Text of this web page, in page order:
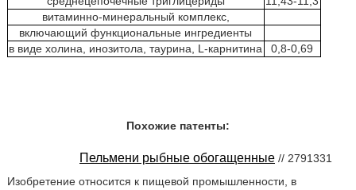
витаминно-минеральный комплекс,
включающий функциональные ингредиенты
в виде холина, инозитола, таурина, L-карнитина
0,8-0,69
Похожие патенты:
Пельмени рыбные обогащенные // 2791331
Изобретение относится к пищевой промышленности, в